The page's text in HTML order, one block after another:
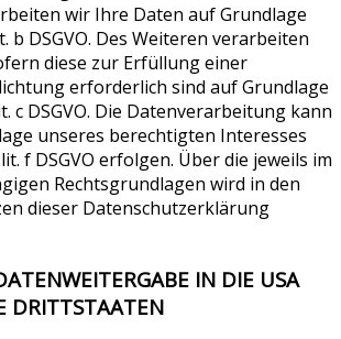
wir Ihre Daten auf Grundlage
b DSGVO. Des Weiteren verarbeiten
diese zur Erfüllung einer
erforderlich sind auf Grundlage
c DSGVO. Die Datenverarbeitung kann
unseres berechtigten Interesses
f DSGVO erfolgen. Über die jeweils im
Rechtsgrundlagen wird in den
dieser Datenschutzerklärung
IN DIE USA
DRITTSTAATEN